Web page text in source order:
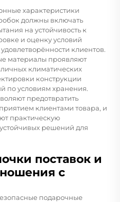
характеристики
должны включать
на устойчивость к
и оценку условий
клиентов.
материалы проявляют
климатических
конструкции
по условиям хранения.
предотвратить
клиентами товара, и
практическую
решений для
поставок и
с
подарочные